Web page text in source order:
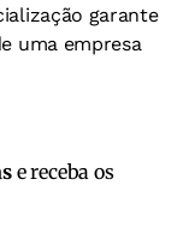
garante
uma empresa
e receba os